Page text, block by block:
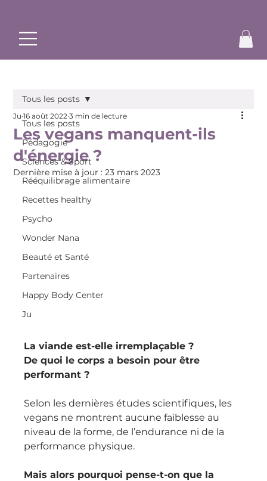
Tous les posts
Pédagogie
Sciences & Sport
Rééquilibrage alimentaire
Recettes healthy
Psycho
Wonder Nana
Beauté et Santé
Partenaires
Happy Body Center
Ju
Tous les posts
Les vegans manquent-ils
d'énergie ?
Ju 16 août 2022 3 min de lecture
Dernière mise à jour :23 mars 2023
La viande est-elle irremplaçable ?
De quoi le corps a besoin pour être
performant ?
Selon les dernières études scientifiques, les
vegans ne montrent aucune faiblesse au
niveau de la forme, de l’endurance ni de la
performance physique.
Mais alors pourquoi pense-t-on que la